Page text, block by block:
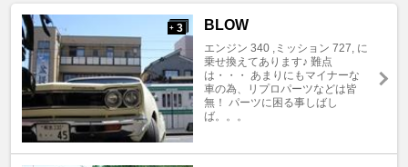
+ 3 BLOW
エンジン 340 ,ミッション 727, に
乗せ換えてあります♪ 難点
は・・・ あまりにもマイナーな
車の為、リプロパーツなどは皆
無！ パーツに困る事しばし
ば。。。